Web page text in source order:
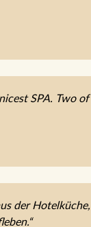
SPA. Two of
der